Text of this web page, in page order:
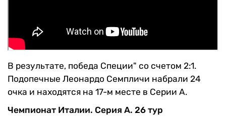
В результате, победа Специи" со счетом 2:1.
Подопечные Леонардо Семпличи набрали 24
очка и находятся на 17-м месте в Серии А.
Чемпионат Италии. Серия А. 26 тур